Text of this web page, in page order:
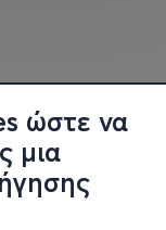
ώστε να
μια